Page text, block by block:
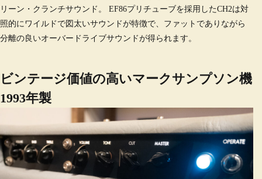
リーン・クランチサウンド。 EF86プリチューブを採用したCH2は対
照的にワイルドで図太いサウンドが特徴で、ファットでありながら
分離の良いオーバードライブサウンドが得られます。
ビンテージ価値の高いマークサンプソン機
1993年製